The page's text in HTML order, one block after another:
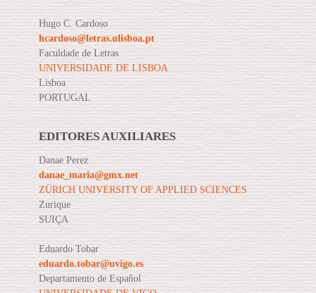
Hugo C. Cardoso
hcardoso@letras.ulisboa.pt
Faculdade de Letras
UNIVERSIDADE DE LISBOA
Lisboa
PORTUGAL
EDITORES AUXILIARES
Danae Perez
danae_maria@gmx.net
ZÜRICH UNIVERSITY OF APPLIED SCIENCES
Zurique
SUIÇA
Eduardo Tobar
eduardo.tobar@uvigo.es
Departamento de Español